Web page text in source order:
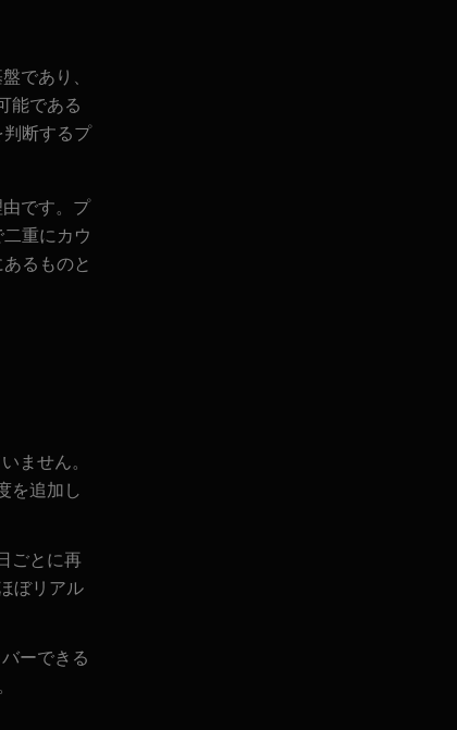
であり、
能である
断するプ
です。プ
重にカウ
るものと
ません。
を追加し
ごとに再
ぼリアル
ーできる